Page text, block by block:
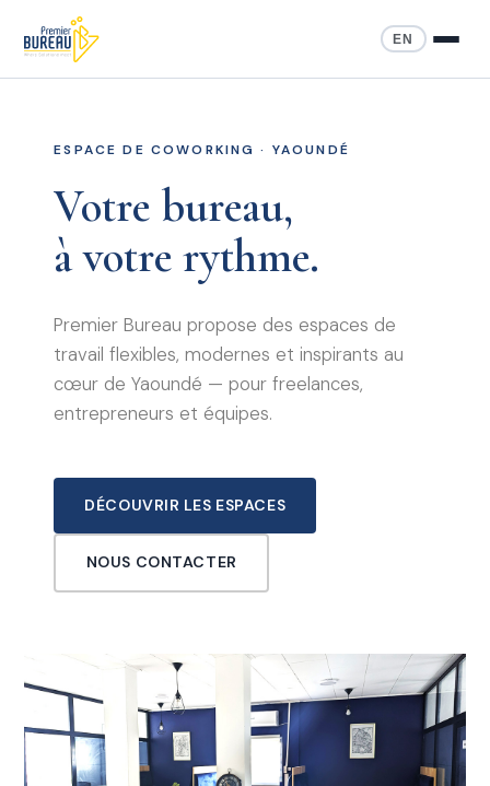
EN
ESPACE DE COWORKING · YAOUNDÉ
Votre bureau,
à votre rythme.
Premier Bureau propose des espaces de
travail flexibles, modernes et inspirants au
cœur de Yaoundé — pour freelances,
entrepreneurs et équipes.
DÉCOUVRIR LES ESPACES
NOUS CONTACTER